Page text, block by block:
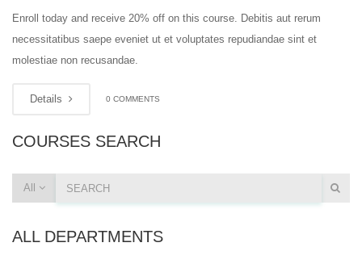
Enroll today and receive 20% off on this course. Debitis aut rerum
necessitatibus saepe eveniet ut et voluptates repudiandae sint et
molestiae non recusandae.
Details 0 COMMENTS
COURSES SEARCH
All
ALL DEPARTMENTS